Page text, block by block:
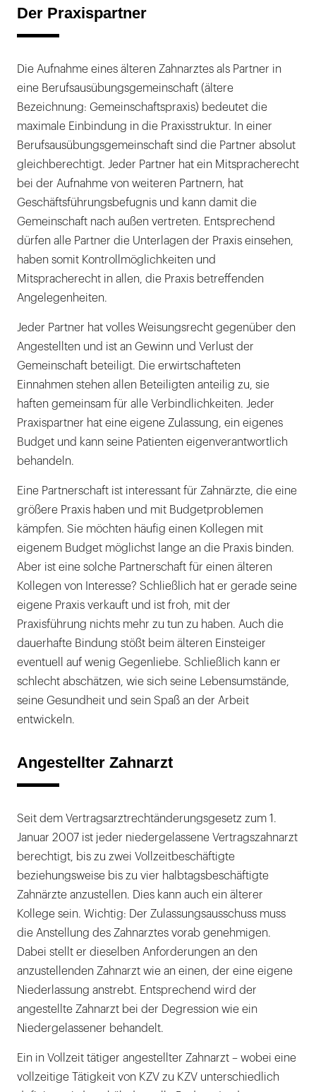
Der Praxispartner
Die Aufnahme eines älteren Zahnarztes als Partner in
eine Berufsausübungsgemeinschaft (ältere
Bezeichnung: Gemeinschaftspraxis) bedeutet die
maximale Einbindung in die Praxisstruktur. In einer
Berufsausübungsgemeinschaft sind die Partner absolut
gleichberechtigt. Jeder Partner hat ein Mitspracherecht
bei der Aufnahme von weiteren Partnern, hat
Geschäftsführungsbefugnis und kann damit die
Gemeinschaft nach außen vertreten. Entsprechend
dürfen alle Partner die Unterlagen der Praxis einsehen,
haben somit Kontrollmöglichkeiten und
Mitspracherecht in allen, die Praxis betreffenden
Angelegenheiten.
Jeder Partner hat volles Weisungsrecht gegenüber den
Angestellten und ist an Gewinn und Verlust der
Gemeinschaft beteiligt. Die erwirtschafteten
Einnahmen stehen allen Beteiligten anteilig zu, sie
haften gemeinsam für alle Verbindlichkeiten. Jeder
Praxispartner hat eine eigene Zulassung, ein eigenes
Budget und kann seine Patienten eigenverantwortlich
behandeln.
Eine Partnerschaft ist interessant für Zahnärzte, die eine
größere Praxis haben und mit Budgetproblemen
kämpfen. Sie möchten häufig einen Kollegen mit
eigenem Budget möglichst lange an die Praxis binden.
Aber ist eine solche Partnerschaft für einen älteren
Kollegen von Interesse? Schließlich hat er gerade seine
eigene Praxis verkauft und ist froh, mit der
Praxisführung nichts mehr zu tun zu haben. Auch die
dauerhafte Bindung stößt beim älteren Einsteiger
eventuell auf wenig Gegenliebe. Schließlich kann er
schlecht abschätzen, wie sich seine Lebensumstände,
seine Gesundheit und sein Spaß an der Arbeit
entwickeln.
Angestellter Zahnarzt
Seit dem Vertragsarztrechtänderungsgesetz zum 1.
Januar 2007 ist jeder niedergelassene Vertragszahnarzt
berechtigt, bis zu zwei Vollzeitbeschäftigte
beziehungsweise bis zu vier halbtagsbeschäftigte
Zahnärzte anzustellen. Dies kann auch ein älterer
Kollege sein. Wichtig: Der Zulassungsausschuss muss
die Anstellung des Zahnarztes vorab genehmigen.
Dabei stellt er dieselben Anforderungen an den
anzustellenden Zahnarzt wie an einen, der eine eigene
Niederlassung anstrebt. Entsprechend wird der
angestellte Zahnarzt bei der Degression wie ein
Niedergelassener behandelt.
Ein in Vollzeit tätiger angestellter Zahnarzt – wobei eine
vollzeitige Tätigkeit von KZV zu KZV unterschiedlich